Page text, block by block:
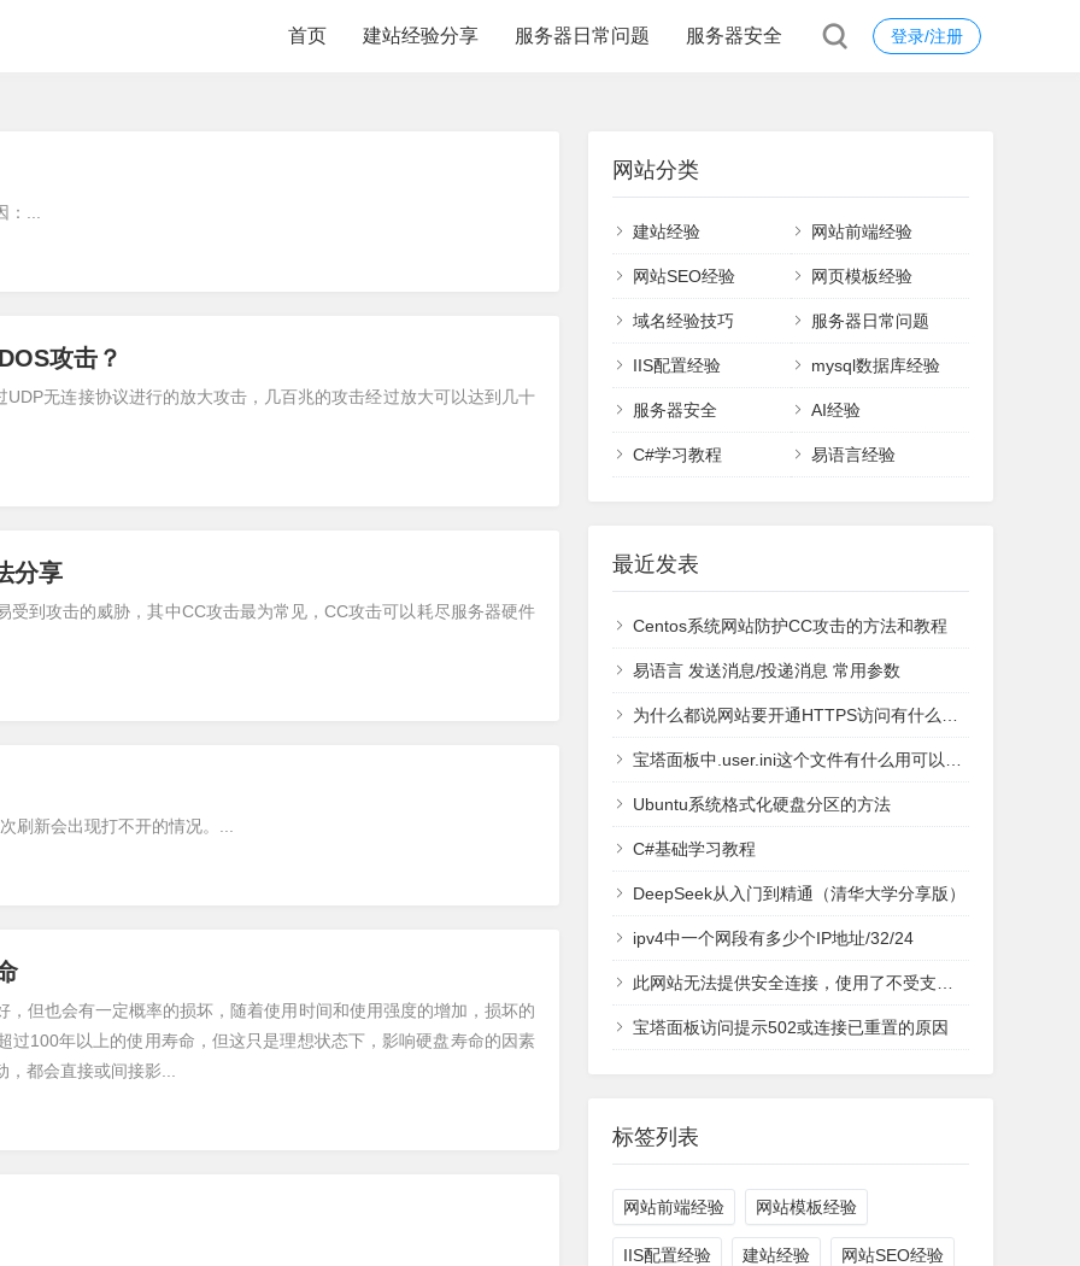
登录/注册
首页 建站经验分享 服务器日常问题 服务器安全
...
攻击？
无连接协议进行的放大攻击，几百兆的攻击经过放大可以达到几十
分享
到攻击的威胁，其中CC攻击最为常见，CC攻击可以耗尽服务器硬件
刷新会出现打不开的情况。...
但也会有一定概率的损坏，随着使用时间和使用强度的增加，损坏的
100年以上的使用寿命，但这只是理想状态下，影响硬盘寿命的因素
都会直接或间接影...
网站分类
建站经验 网站前端经验
网站SEO经验 网页模板经验
域名经验技巧 服务器日常问题
IIS配置经验 mysql数据库经验
服务器安全 AI经验
C#学习教程 易语言经验
最近发表
Centos系统网站防护CC攻击的方法和教程
易语言 发送消息/投递消息 常用参数
为什么都说网站要开通HTTPS访问有什么用？
宝塔面板中.user.ini这个文件有什么用可以删除吗？
Ubuntu系统格式化硬盘分区的方法
C#基础学习教程
DeepSeek从入门到精通（清华大学分享版）
ipv4中一个网段有多少个IP地址/32/24
此网站无法提供安全连接，使用了不受支持的协议的解决方法
宝塔面板访问提示502或连接已重置的原因
标签列表
网站前端经验 网站模板经验
IIS配置经验 建站经验 网站SEO经验